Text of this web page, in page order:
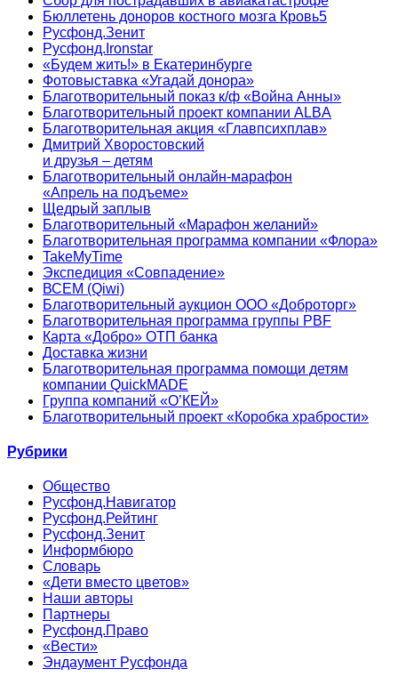
Бюллетень доноров костного мозга Кровь5
Русфонд.Зенит
Русфонд.Ironstar
«Будем жить!» в Екатеринбурге
Фотовыставка «Угадай донора»
Благотворительный показ к/ф «Война Анны»
Благотворительный проект компании ALBA
Благотворительная акция «Главпсихплав»
Дмитрий Хворостовский
и друзья – детям
Благотворительный онлайн‑марафон
«Апрель на подъеме»
Щедрый заплыв
Благотворительный «Марафон желаний»
Благотворительная программа компании «Флора»
TakeMyTime
Экспедиция «Совпадение»
ВСЕМ (Qiwi)
Благотворительный аукцион ООО «Доброторг»
Благотворительная программа группы PBF
Карта «Добро» ОТП банка
Доставка жизни
Благотворительная программа помощи детям
компании QuickMADE
Группа компаний «О’КЕЙ»
Благотворительный проект «Коробка храбрости»
Рубрики
Общество
Русфонд.Навигатор
Русфонд.Рейтинг
Русфонд.Зенит
Информбюро
Словарь
«Дети вместо цветов»
Наши авторы
Партнеры
Русфонд.Право
«Вести»
Эндаумент Русфонда